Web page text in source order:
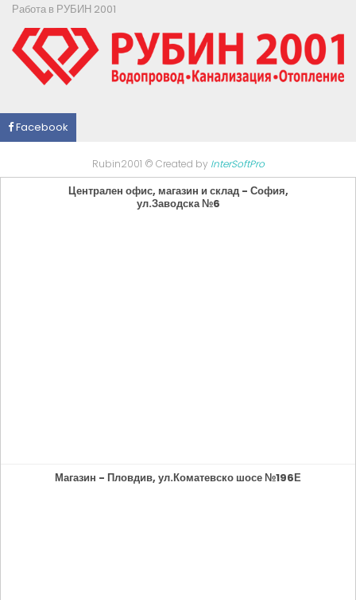
Работа в РУБИН 2001
Facebook
Rubin2001 © Created by InterSoftPro
Централен офис, магазин и склад - София,
ул.Заводска №6
Магазин - Пловдив, ул.Коматевско шосе №196Е